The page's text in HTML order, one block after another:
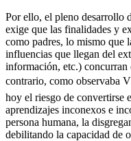
Por ello, el pleno desarrollo
exige que las finalidades y
como padres, lo mismo que
influencias que llegan del
información, etc.)
contrario, como observaba
hoy el riesgo de convertirse
aprendizajes inconexos e
persona humana, la
debilitando la capacidad de